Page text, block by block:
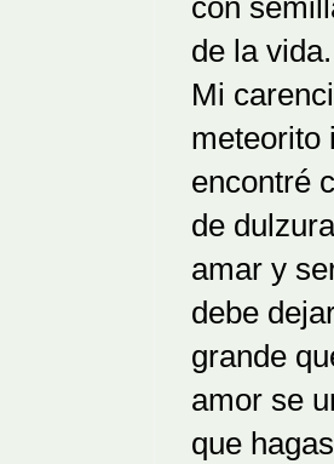
con
de la
Mi
meteorito
encontré
de
amar y
debe
grande
amor se
que